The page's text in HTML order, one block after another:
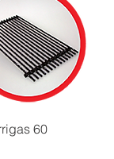
60